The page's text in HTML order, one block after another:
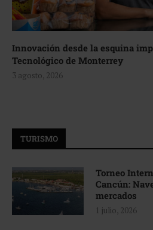
Innovación desde la esquina
Tecnológico de Monterrey
3 agosto, 2026
TURISMO
Torneo
Cancún:
mercados
1 julio, 2026